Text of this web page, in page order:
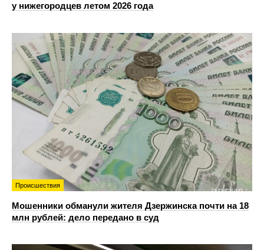
у нижегородцев летом 2026 года
Происшествия
Мошенники обманули жителя Дзержинска почти на 18
млн рублей: дело передано в суд